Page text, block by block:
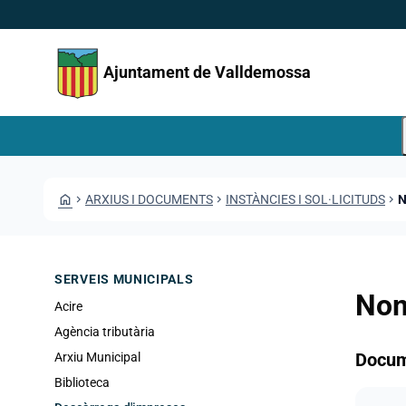
Ajuntament de Valldemossa
HOME CHEVRON_RIGHT ARXIUS I DOCUMENTS CHEVRON_RIGHT INSTÀNCIES I SOL·LICITUDS CHEVRON_RIGHT
SERVEIS MUNICIPALS
Acire
Agència tributària
Arxiu Municipal
Biblioteca